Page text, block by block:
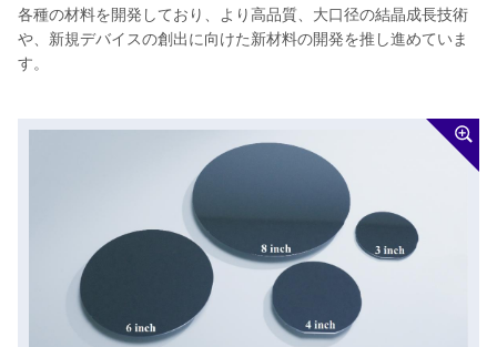
各種の材料を開発しており、より高品質、大口径の結晶成長技術
や、新規デバイスの創出に向けた新材料の開発を推し進めていま
す。